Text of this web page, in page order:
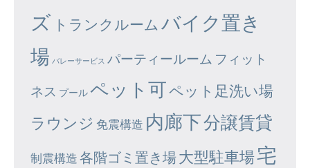
ズ トランクルーム バイク置き
場 バレーサービス パーティールーム フィット
ネス プール ペット可ペット足洗い場
ラウンジ 免震構造 内廊下分譲賃貸
制震構造 各階ゴミ置き場大型駐車場宅